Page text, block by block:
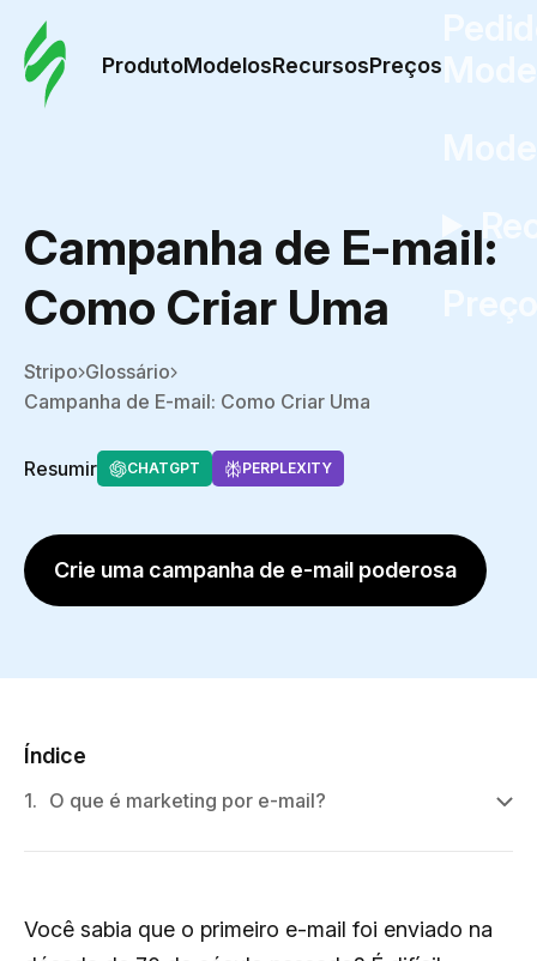
ProdutoModelosRecursosPreços
Campanha de E-mail:
Como Criar Uma
Stripo Glossário
Campanha de E-mail: Como Criar Uma
Resumir CHATGPT PERPLEXITY
Crie uma campanha de e-mail poderosa
Índice
1. O que é marketing por e-mail?
Você sabia que o primeiro e-mail foi enviado na